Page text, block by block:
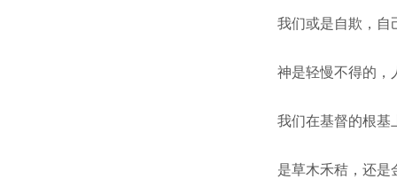
我们或是自欺，自
神是轻慢不得的，
我们在基督的根基
是草木禾秸，还是